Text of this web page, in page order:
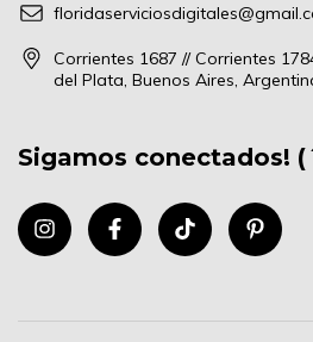
Corrientes 1687 // Corrientes
del Plata, Buenos Aires,
Sigamos conectados! (